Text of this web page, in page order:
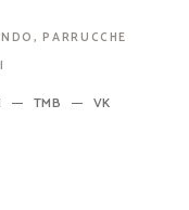
,PARRUCCHE
TMB VK